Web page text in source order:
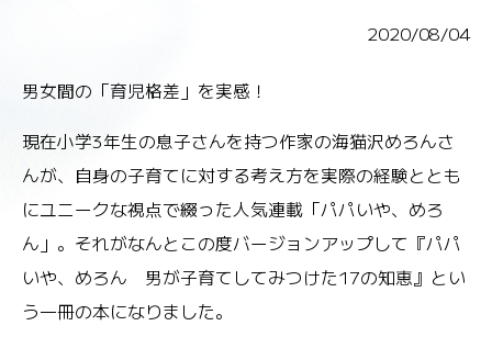
2020/08/04
男女間の「育児格差」を実感！
現在小学3年生の息子さんを持つ作家の海猫沢めろんさ
んが、自身の子育てに対する考え方を実際の経験ととも
にユニークな視点で綴った人気連載「パパいや、めろ
ん」。それがなんとこの度バージョンアップして『パパ
いや、めろん 男が子育てしてみつけた17の知恵』とい
う一冊の本になりました。